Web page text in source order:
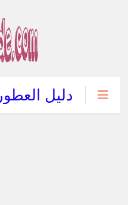
دليل العطور